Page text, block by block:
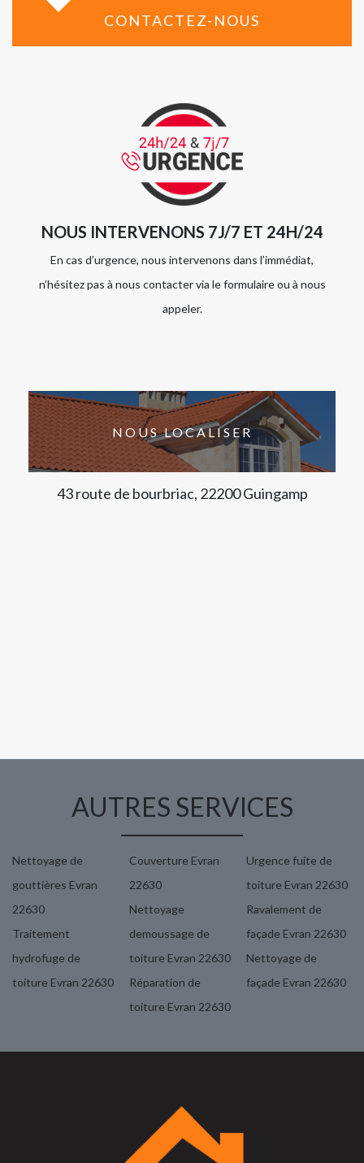
CONTACTEZ-NOUS
NOUS INTERVENONS 7J/7 ET 24H/24
En cas d’urgence, nous intervenons dans l’immédiat,
n’hésitez pas à nous contacter via le formulaire ou à nous
appeler.
NOUS LOCALISER
43 route de bourbriac, 22200 Guingamp
AUTRES SERVICES
Nettoyage de
gouttières Evran
22630
Traitement
hydrofuge de
toiture Evran 22630
Couverture Evran
22630
Nettoyage
demoussage de
toiture Evran 22630
Réparation de
toiture Evran 22630
Urgence fuite de
toiture Evran 22630
Ravalement de
façade Evran 22630
Nettoyage de
façade Evran 22630